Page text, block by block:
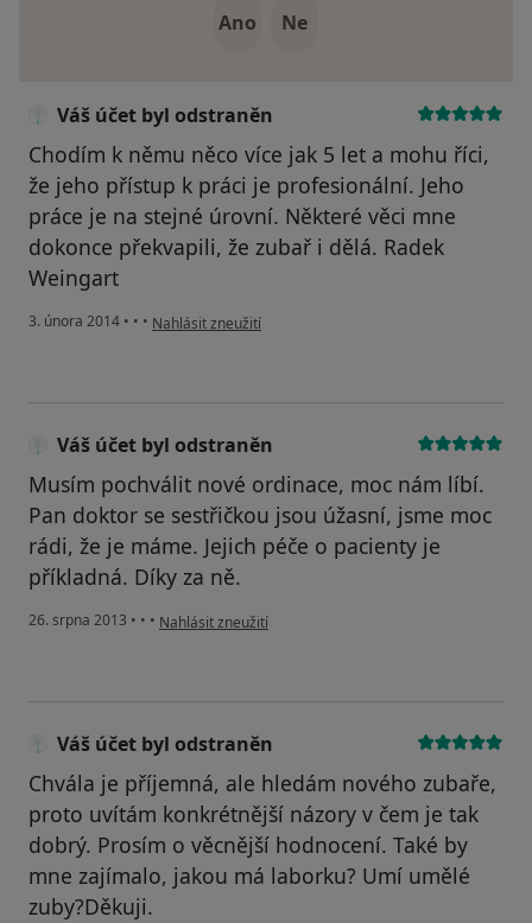
Ano Ne
Váš účet byl odstraněn
Chodím k němu něco více jak 5 let a mohu říci,
že jeho přístup k práci je profesionální. Jeho
práce je na stejné úrovní. Některé věci mne
dokonce překvapili, že zubař i dělá. Radek
Weingart
3. února 2014 • • • podle názoru uživatele Váš účet byl odstraněn
Nahlásit zneužití
Váš účet byl odstraněn
Musím pochválit nové ordinace, moc nám líbí.
Pan doktor se sestřičkou jsou úžasní, jsme moc
rádi, že je máme. Jejich péče o pacienty je
příkladná. Díky za ně.
26. srpna 2013 • • • podle názoru uživatele Váš účet byl odstraněn
Nahlásit zneužití
Váš účet byl odstraněn
Chvála je příjemná, ale hledám nového zubaře,
proto uvítám konkrétnější názory v čem je tak
dobrý. Prosím o věcnější hodnocení. Také by
mne zajímalo, jakou má laborku? Umí umělé
zuby?Děkuji.